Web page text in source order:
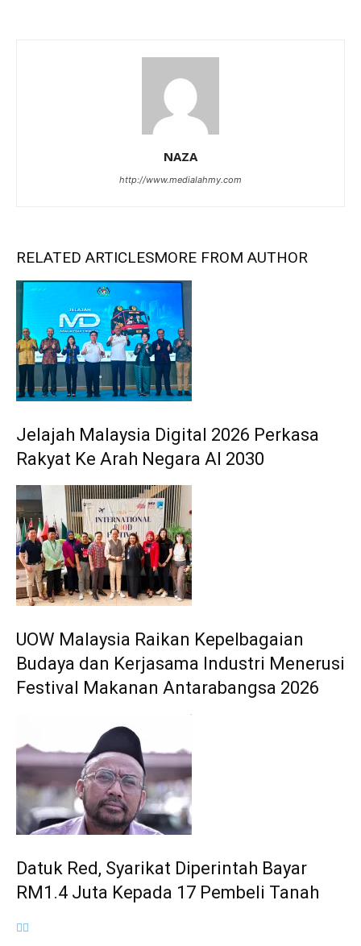
NAZA
http://www.medialahmy.com
RELATED ARTICLESMORE FROM AUTHOR
Jelajah Malaysia Digital 2026 Perkasa
Rakyat Ke Arah Negara AI 2030
UOW Malaysia Raikan Kepelbagaian
Budaya dan Kerjasama Industri Menerusi
Festival Makanan Antarabangsa 2026
Datuk Red, Syarikat Diperintah Bayar
RM1.4 Juta Kepada 17 Pembeli Tanah